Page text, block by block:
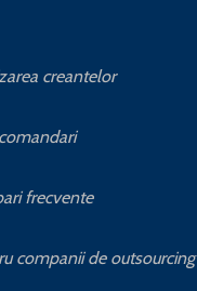
creantelor
frecvente
companii de outsourcing